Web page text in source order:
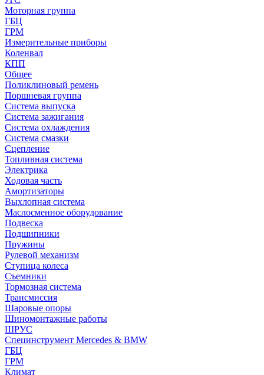
Моторная группа
ГБЦ
ГРМ
Измерительные приборы
Коленвал
КПП
Общее
Поликлиновый ремень
Поршневая группа
Система выпуска
Система зажигания
Система охлаждения
Система смазки
Сцепление
Топливная система
Электрика
Ходовая часть
Амортизаторы
Выхлопная система
Маслосменное оборудование
Подвеска
Подшипники
Пружины
Рулевой механизм
Ступица колеса
Съемники
Тормозная система
Трансмиссия
Шаровые опоры
Шиномонтажные работы
ШРУС
Специнструмент Mercedes & BMW
ГБЦ
ГРМ
Климат